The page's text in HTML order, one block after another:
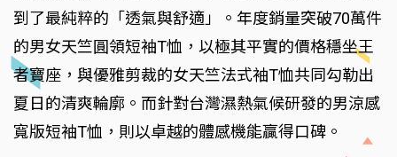
到了最純粹的「透氣與舒適」。年度銷量突破70萬件
的男女天竺圓領短袖T恤，以極其平實的價格穩坐王
者寶座，與優雅剪裁的女天竺法式袖T恤共同勾勒出
夏日的清爽輪廓。而針對台灣濕熱氣候研發的男涼感
寬版短袖T恤，則以卓越的體感機能贏得口碑。